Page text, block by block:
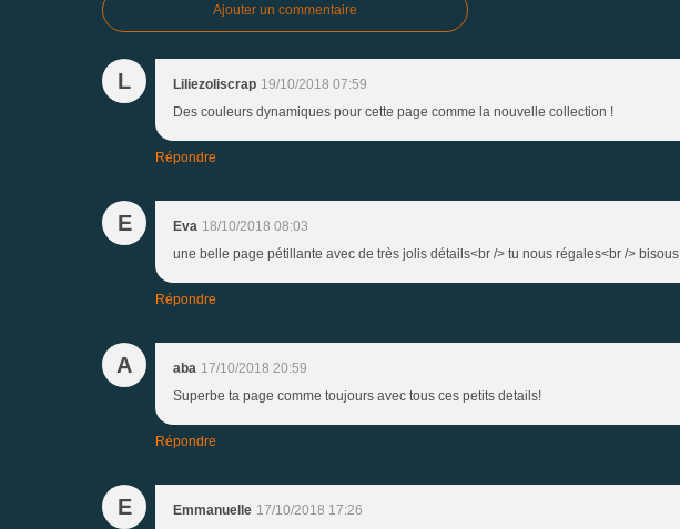
Ajouter un commentaire
L Liliezoliscrap 19/10/2018 07:59
Des couleurs dynamiques pour cette page comme la nouvelle collection !
Répondre
E Eva 18/10/2018 08:03
une belle page pétillante avec de très jolis détails<br /> tu nous régales<br /> bisous
Répondre
A aba 17/10/2018 20:59
Superbe ta page comme toujours avec tous ces petits details!
Répondre
E Emmanuelle 17/10/2018 17:26